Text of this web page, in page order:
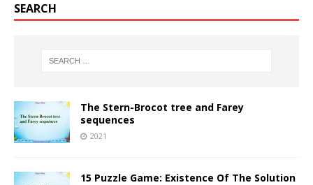
SEARCH
The Stern-Brocot tree and Farey
sequences
2021
15 Puzzle Game: Existence Of The Solution